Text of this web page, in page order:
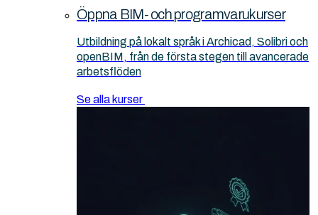
Öppna BIM- och programvarukurser
Utbildning på lokalt språk i Archicad, Solibri och
openBIM, från de första stegen till avancerade
arbetsflöden
Se alla kurser